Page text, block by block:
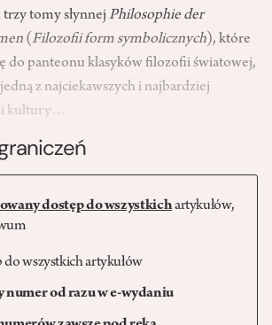
tomy słynnej Philosophie der
(Filozofii form symbolicznych), które
do panteonu klasyków filozofii światowej,
z najciekawszych i najbardziej
kultury…
dostęp do wszystkichartykułów,
do wszystkich artykułów
numer od razu w e-wydaniu